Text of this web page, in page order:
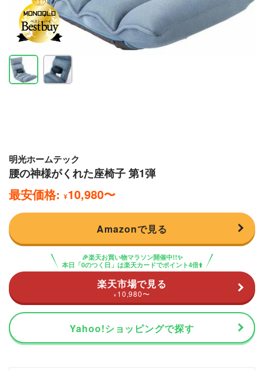
明光ホームテック
腰の神様がくれた座椅子 第1弾
最安価格: ¥10,980〜
Amazonで見る
🎉楽天お買い物マラソン開催中!!✨
本日「0のつく日」は楽天カードでポイント4倍⬆️
楽天市場で見る
¥ 10,980〜
Yahoo!ショッピングで探す